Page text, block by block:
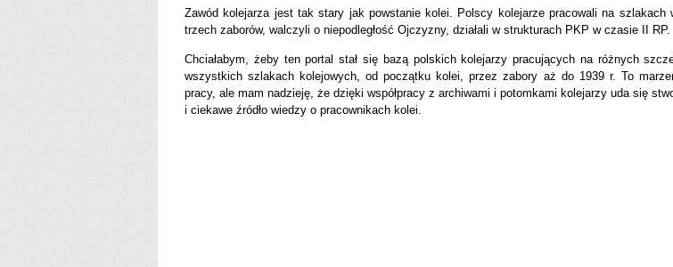
Zawód kolejarza jest tak stary jak powstanie kolei. Polscy kolejarze pracowali na szlakach
trzech zaborów, walczyli o niepodległość Ojczyzny, działali w strukturach PKP w czasie II RP.
Chciałabym, żeby ten portal stał się bazą polskich kolejarzy pracujących na różnych
wszystkich szlakach kolejowych, od początku kolei, przez zabory aż do 1939 r. To
pracy, ale mam nadzieję, że dzięki współpracy z archiwami i potomkami kolejarzy uda się
i ciekawe źródło wiedzy o pracownikach kolei.